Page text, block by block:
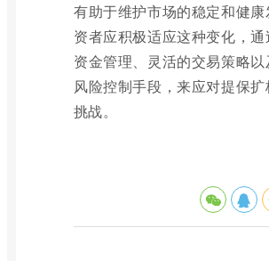
有助于维护市场的稳定和健
资者应积极适应这种变化，
资金管理、灵活的交易策略
风险控制手段，来应对提保
挑战。